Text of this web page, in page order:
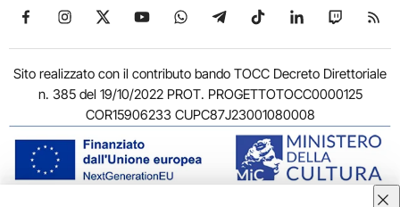
Seguici su Facebook
Seguici su Instagram
Seguici su X
Seguici su YouTube
Seguici su WhatsApp
Seguici su Telegram
Seguici su TikTok
Seguici su
Seguici
Sito realizzato con il contributo bando TOCC Decreto Direttoriale
n. 385 del 19/10/2022 PROT. PROGETTOTOCC0000125
COR15906233 CUPC87J23001080008